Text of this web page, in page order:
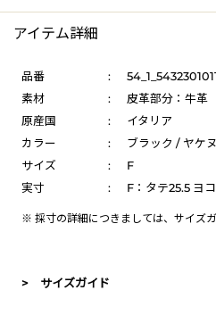
アイテム詳細
品番 :
素材
:
皮革部分：牛革
原産国
:
イタリア
カラー
:
ブラック / ヤケ
サイズ
:
F
実寸
: F：タテ25.5 ヨ
※ 採寸の詳細につきましては、 サイズ
> サイズガイド